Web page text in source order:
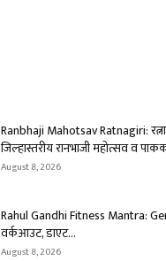
Ranbhaji Mahotsav Ratnagiri:
जिल्हास्तरीय रानभाजी महोत्सव व
August 8, 2026
Rahul Gandhi Fitness Mantra:
वर्कआउट, डाएट...
August 8, 2026